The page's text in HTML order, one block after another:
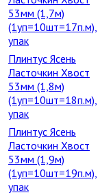
53мм (1,7м)
(1уп=10шт=17п.м),
упак
Плинтус Ясень
Ласточкин Хвост
53мм (1,8м)
(1уп=10шт=18п.м),
упак
Плинтус Ясень
Ласточкин Хвост
53мм (1,9м)
(1уп=10шт=19п.м),
упак